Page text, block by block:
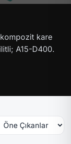
kare
A15-D400.